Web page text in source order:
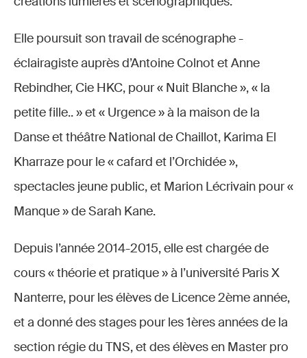
Elle poursuit son travail de scénographe -
éclairagiste auprès d’Antoine Colnot et Anne
Rebindher, Cie HKC, pour « Nuit Blanche », « la
petite fille.. » et « Urgence » à la maison de la
Danse et théâtre National de Chaillot, Karima El
Kharraze pour le « cafard et l’Orchidée »,
spectacles jeune public, et Marion Lécrivain pour «
Manque » de Sarah Kane.
Depuis l’année 2014-2015, elle est chargée de
cours « théorie et pratique » à l’université Paris X
Nanterre, pour les élèves de Licence 2ème année,
et a donné des stages pour les 1ères années de la
section régie du TNS, et des élèves en Master pro